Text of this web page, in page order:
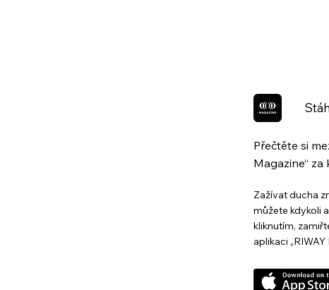
Přečtěte si
Magazine“
Zažívat ducha
můžete kdykoli
kliknutím,
aplikaci „RIWAY